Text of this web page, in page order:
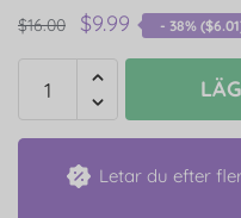
$16.00 $9.99 - 38% ($6.01
Letar du efter